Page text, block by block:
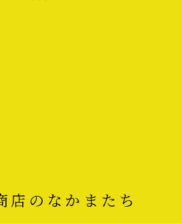
店のなかまたち